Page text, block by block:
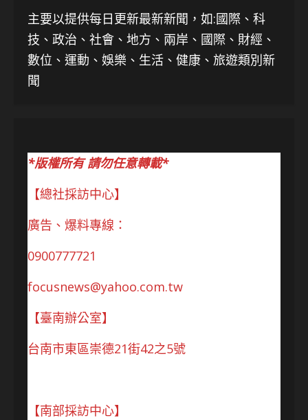
主要以提供每日更新最新新聞 ，如:國際、科
技、 政治、社會、地方、兩岸、國際、財經、
數位、運動、娛樂、生活、健康、旅遊類別新
聞
*版權所有 請勿任意轉載*
【總社採訪中心】
廣告、爆料專線：
0900777721
focusnews@yahoo.com.tw
【臺南辦公室】
台南市東區崇德21街42之5號
【南部採訪中心】